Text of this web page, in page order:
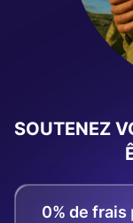
SOUTENEZ
0% de frais